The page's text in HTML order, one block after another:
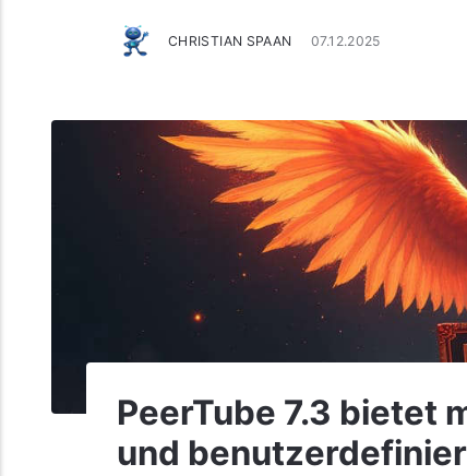
CHRISTIAN SPAAN 07.12.2025
PeerTube 7.3 bietet
und